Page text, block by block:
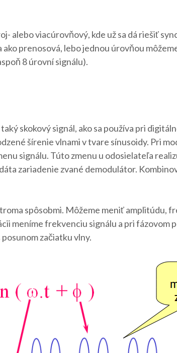
alebo viacúrovňový, kde už sa dá riešiť
prenosová, lebo jednou úrovňou
8 úrovní signálu).
skokový signál, ako sa používa pri
šírenie vlnami v tvare sínusoidy. Pri
signálu. Túto zmenu u odosielateľa
zariadenie zvané demodulátor.
spôsobmi. Môžeme meniť amplitúdu,
meníme frekvenciu signálu a pri fázovom
začiatku vlny.